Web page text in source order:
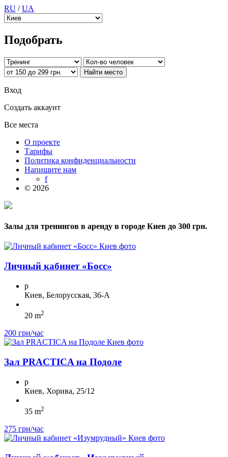
RU /UA
Подобрать
Вход
Создать аккаунт
Все места
О проекте
Тарифы
Политика конфиденциальности
Напишите нам
f
© 2026
Залы для тренингов в аренду в городе Киев до 300 грн.
Личный кабинет «Босс»
p
Киев, Белорусская, 36-А
20 m2
200 грн/час
Зал PRACTICA на Подоле
p
Киев, Хорива, 25/12
35 m2
275 грн/час